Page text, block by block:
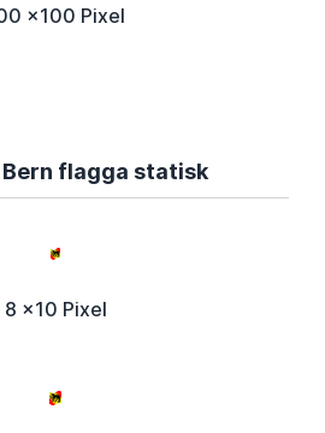
x100 Pixel
flagga statisk
8 x10 Pixel